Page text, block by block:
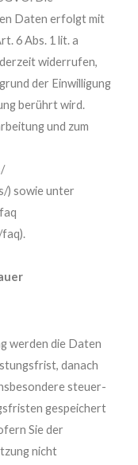
Daten erfolgt mit
6 Abs. 1 lit. a
widerrufen,
der Einwilligung
berührt wird.
und zum
) sowie unter
werden die Daten
danach
steuer-
gespeichert
Sie der
nicht